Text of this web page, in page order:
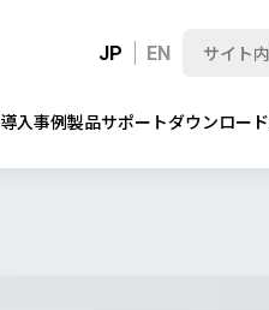
JP EN
導入事例製品サポートダウンロード